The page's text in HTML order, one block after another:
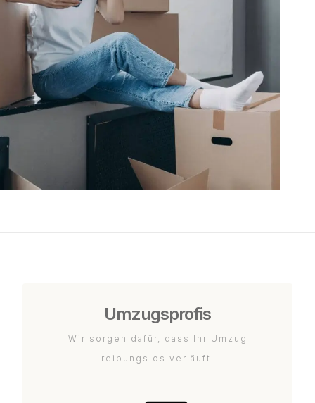
Umzugsprofis
Wir sorgen dafür, dass Ihr Umzug
reibungslos verläuft.